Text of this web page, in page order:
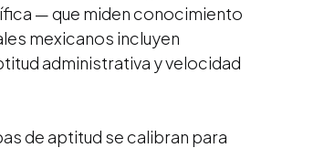
— que miden conocimiento
mexicanos incluyen
administrativa y velocidad
de aptitud se calibran para